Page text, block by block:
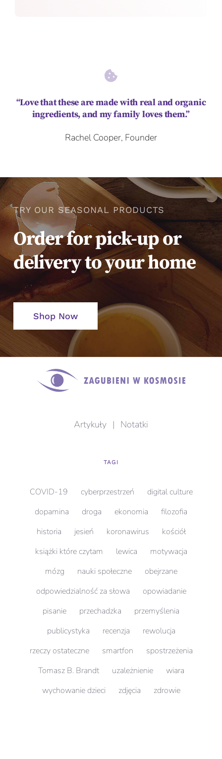
“Love that these are made with real and organic
ingredients, and my family loves them.”
Rachel Cooper, Founder
TRY OUR SEASONAL PRODUCTS
Order for pick-up or
delivery to your home
Shop Now
Artykuły | Notatki
TAGI
COVID-19 cyberprzestrzeń
digital culture
dopamina
droga ekonomia
filozofia
historia
jesień koronawirus
kościół
książki które czytam
lewica
motywacja
mózg
nauki społeczne
obejrzane
odpowiedzialność za słowa
opowiadanie
pisanie
przechadzka
przemyślenia
publicystyka
recenzja
rewolucja
rzeczy ostateczne
smartfon
spostrzeżenia
Tomasz B. Brandt
uzależnienie
wiara
wychowanie dzieci
zdjęcia zdrowie